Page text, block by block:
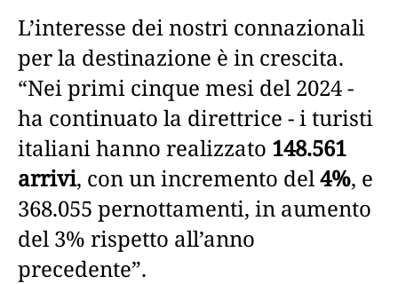
L’interesse dei nostri connazionali
per la destinazione è in crescita.
“Nei primi cinque mesi del 2024 -
ha continuato la direttrice - i turisti
italiani hanno realizzato 148.561
arrivi, con un incremento del4%, e
368.055 pernottamenti, in aumento
del 3% rispetto all’anno
precedente”.